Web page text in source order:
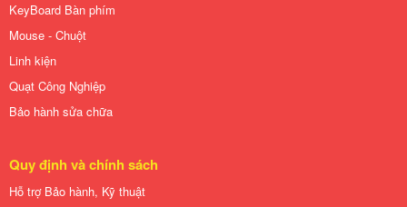
KeyBoard Bàn phím
Mouse - Chuột
Linh kiện
Quạt Công Nghiệp
Bảo hành sửa chữa
Quy định và chính sách
Hỗ trợ Bảo hành, Kỹ thuật